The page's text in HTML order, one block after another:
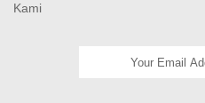
Kami